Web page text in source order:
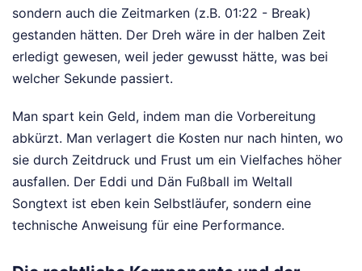
sondern auch die Zeitmarken (z.B. 01:22 - Break)
gestanden hätten. Der Dreh wäre in der halben Zeit
erledigt gewesen, weil jeder gewusst hätte, was bei
welcher Sekunde passiert.
Man spart kein Geld, indem man die Vorbereitung
abkürzt. Man verlagert die Kosten nur nach hinten, wo
sie durch Zeitdruck und Frust um ein Vielfaches höher
ausfallen. Der Eddi und Dän Fußball im Weltall
Songtext ist eben kein Selbstläufer, sondern eine
technische Anweisung für eine Performance.